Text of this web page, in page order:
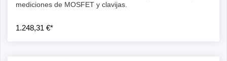
mediciones de MOSFET y clavijas.
1.248,31 €*